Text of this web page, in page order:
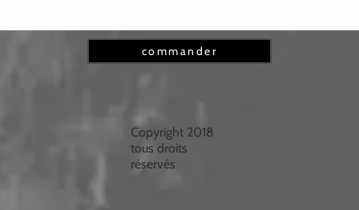
commander
Copyright 2018
tous droits
réservés